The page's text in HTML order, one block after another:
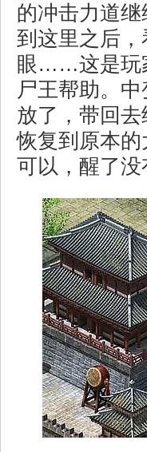
的冲击力道
到这里之后
眼……这是玩
尸王帮助。
放了，带回
恢复到原本
可以，醒了没